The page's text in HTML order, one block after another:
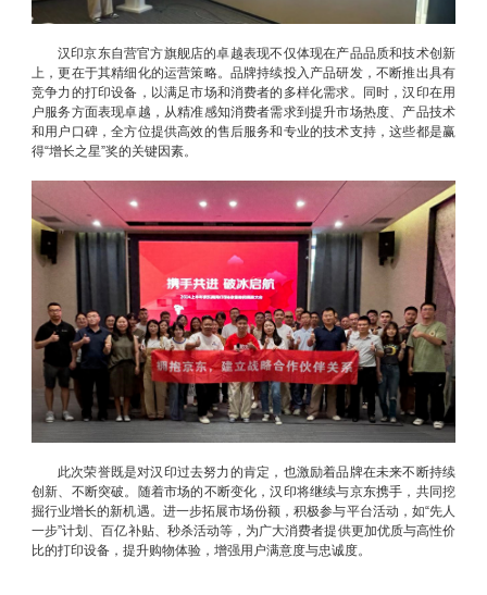
汉印京东自营官方旗舰店的卓越表现不仅体现在产品品质和技术创新
上，更在于其精细化的运营策略。品牌持续投入产品研发，不断推出具有
竞争力的打印设备，以满足市场和消费者的多样化需求。同时，汉印在用
户服务方面表现卓越，从精准感知消费者需求到提升市场热度、产品技术
和用户口碑，全方位提供高效的售后服务和专业的技术支持，这些都是赢
得“增长之星”奖的关键因素。
此次荣誉既是对汉印过去努力的肯定，也激励着品牌在未来不断持续
创新、不断突破。随着市场的不断变化，汉印将继续与京东携手，共同挖
掘行业增长的新机遇。进一步拓展市场份额，积极参与平台活动，如“先人
一步”计划、百亿补贴、秒杀活动等，为广大消费者提供更加优质与高性价
比的打印设备，提升购物体验，增强用户满意度与忠诚度。